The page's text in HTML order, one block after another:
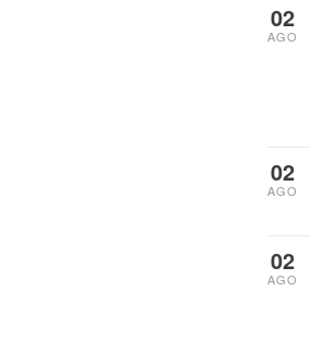
02
AGO
02
AGO
02
AGO